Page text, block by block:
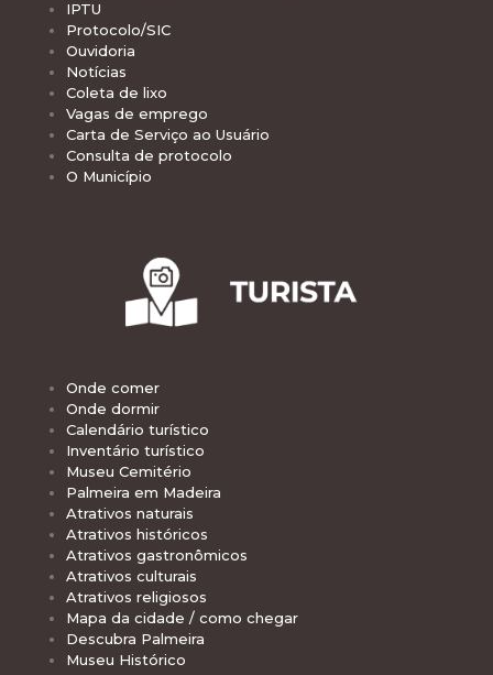
IPTU
Protocolo/SIC
Ouvidoria
Notícias
Coleta de lixo
Vagas de emprego
Carta de Serviço ao Usuário
Consulta de protocolo
O Município
Onde comer
Onde dormir
Calendário turístico
Inventário turístico
Museu Cemitério
Palmeira em Madeira
Atrativos naturais
Atrativos históricos
Atrativos gastronômicos
Atrativos culturais
Atrativos religiosos
Mapa da cidade / como chegar
Descubra Palmeira
Museu Histórico